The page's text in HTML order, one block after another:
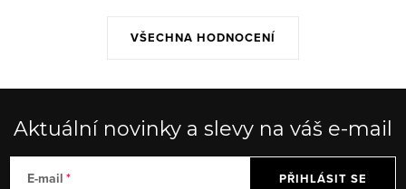
VŠECHNA HODNOCENÍ
Aktuální novinky a slevy na váš e-mail
E-mail PŘIHLÁSIT SE